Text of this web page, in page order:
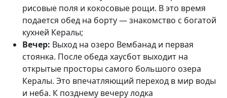
рисовые поля и кокосовые рощи. В это время
подается обед на борту — знакомство с богатой
кухней Кералы;
Вечер: Выход на озеро Вембанад и первая
стоянка. После обеда хаусбот выходит на
открытые просторы самого большого озера
Кералы. Это впечатляющий переход в мир воды
и неба. К позднему вечеру лодка